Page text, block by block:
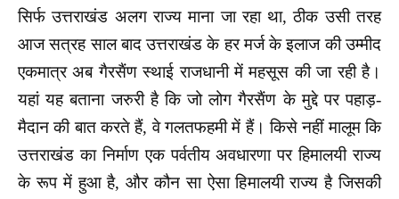
सिर्फ उत्तराखंड अलग राज्य माना जा रहा था, ठीक उसी तरह
आज सत्रह साल बाद उत्तराखंड के हर मर्ज के इलाज की उम्मीद
एकमात्र अब गैरसैंण स्थाई राजधानी में महसूस की जा रही है।
यहां यह बताना जरुरी है कि जो लोग गैरसैंण के मुद्दे पर पहाड़-
मैदान की बात करते हैं, वे गलतफहमी में हैं। किसे नहीं मालूम कि
उत्तराखंड का निर्माण एक पर्वतीय अवधारणा पर हिमालयी राज्य
के रूप में हुआ है, और कौन सा ऐसा हिमालयी राज्य है जिसकी